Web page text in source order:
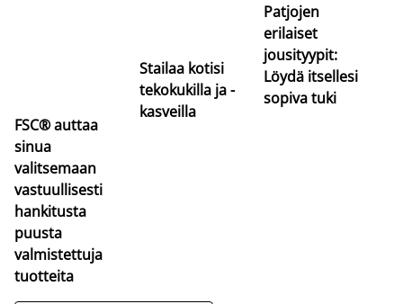
FSC® auttaa
sinua
valitsemaan
vastuullisesti
hankitusta
puusta
valmistettuja
tuotteita
Stailaa kotisi
tekokukilla ja -
kasveilla
Patjojen
erilaiset
jousityypit:
Löydä itsellesi
sopiva tuki